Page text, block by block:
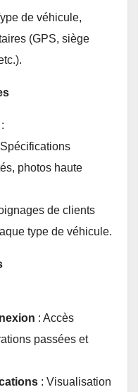
de véhicule,
(GPS, siège
:
photos haute
de clients
type de véhicule.
: Accès
passées et
: Visualisation